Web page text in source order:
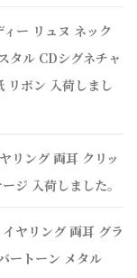
ー リュヌ ネック
タル CDシグネチャ
リボン 入荷しまし
リング 両耳 クリッ
ジ 入荷しました。
ヤリング 両耳 グラ
ートーン メタル